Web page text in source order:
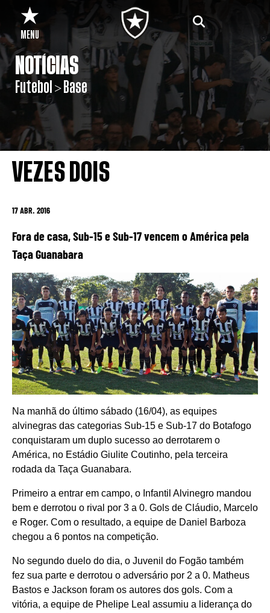
MENU
NOTÍCIAS
Futebol > Base
VEZES DOIS
17 ABR. 2016
Fora de casa, Sub-15 e Sub-17 vencem o América pela
Taça Guanabara
Na manhã do último sábado (16/04), as equipes
alvinegras das categorias Sub-15 e Sub-17 do Botafogo
conquistaram um duplo sucesso ao derrotarem o
América, no Estádio Giulite Coutinho, pela terceira
rodada da Taça Guanabara.
Primeiro a entrar em campo, o Infantil Alvinegro mandou
bem e derrotou o rival por 3 a 0. Gols de Cláudio, Marcelo
e Roger. Com o resultado, a equipe de Daniel Barboza
chegou a 6 pontos na competição.
No segundo duelo do dia, o Juvenil do Fogão também
fez sua parte e derrotou o adversário por 2 a 0. Matheus
Bastos e Jackson foram os autores dos gols. Com a
vitória, a equipe de Phelipe Leal assumiu a liderança do